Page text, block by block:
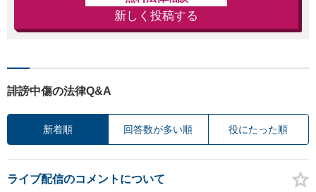
新しく投稿する
誹謗中傷の法律Q&A
新着順 回答数が多い順 役にたった順
ライブ配信のコメントについて